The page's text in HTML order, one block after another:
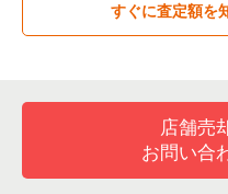
居酒屋・ダイニングバーの
洋食の居抜き売却物件の案
吹田市の飲食店の居抜き売
大阪市東住吉区の飲食店の
大阪府のお弁当・惣菜・デ
大阪府のバーの居抜き売却
大阪府の居酒屋・ダイニン
すぐに査定額を
店舗売
お問い合